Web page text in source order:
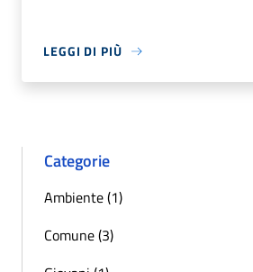
LEGGI DI PIÙ
Categorie
Ambiente (1)
Comune (3)